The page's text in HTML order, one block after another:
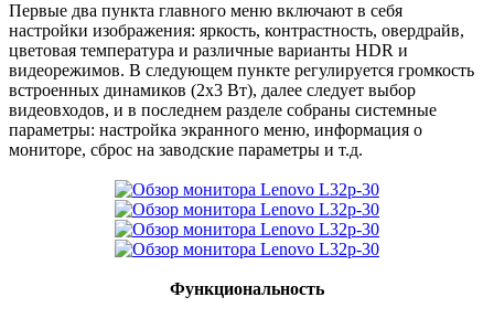
Первые два пункта главного меню включают в себя
настройки изображения: яркость, контрастность, овердрайв,
цветовая температура и различные варианты HDR и
видеорежимов. В следующем пункте регулируется громкость
встроенных динамиков (2х3 Вт), далее следует выбор
видеовходов, и в последнем разделе собраны системные
параметры: настройка экранного меню, информация о
мониторе, сброс на заводские параметры и т.д.
Функциональность